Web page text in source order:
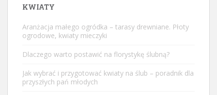
KWIATY
Aranżacja małego ogródka – tarasy drewniane. Płoty
ogrodowe, kwiaty mieczyki
Dlaczego warto postawić na florystykę ślubną?
Jak wybrać i przygotować kwiaty na ślub – poradnik dla
przyszłych pań młodych